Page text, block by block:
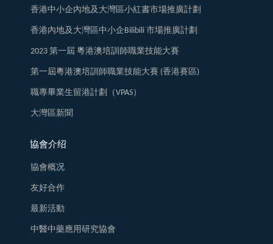
香港中小企內地及大灣區小紅書市場推廣計劃
香港內地及大灣區中小企Bilibili 市場推廣計劃
2023 第一屆 粵港澳培訓師職業技能大賽
第一屆粵港澳培訓師職業技能大賽 (香港賽區)
職專畢業生留港計劃（VPAS）
大灣區新聞
協會介绍
協會概况
友好合作
最新活動
中醫中藥應用研究協會